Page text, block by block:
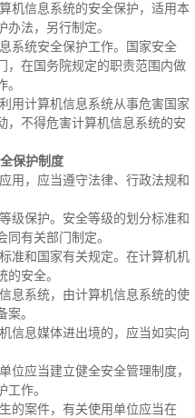
机信息系统的安全保护，适用本
法，另行制定。
系统安全保护工作。国家安全
，在国务院规定的职责范围内做
用计算机信息系统从事危害国家
，不得危害计算机信息系统的安
保护制度
用，应当遵守法律、行政法规和
级保护。安全等级的划分标准和
有关部门制定。
准和国家有关规定。在计算机机
安全。
息系统，由计算机信息系统的使
。
信息媒体进出境的，应当如实向
位应当建立健全安全管理制度，
作。
的案件，有关使用单位应当在